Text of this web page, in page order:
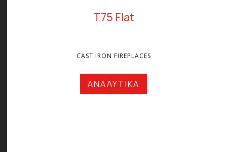
T75 Flat
CAST IRON FIREPLACES
ΑΝΑΛΥΤΙΚΑ